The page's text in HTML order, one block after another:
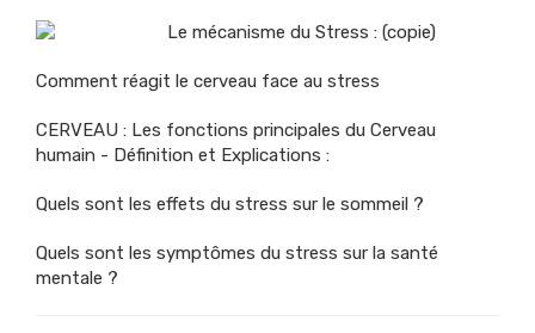
Le mécanisme du Stress : (copie)
Comment réagit le cerveau face au stress
CERVEAU : Les fonctions principales du Cerveau
humain - Définition et Explications :
Quels sont les effets du stress sur le sommeil ?
Quels sont les symptômes du stress sur la santé
mentale ?